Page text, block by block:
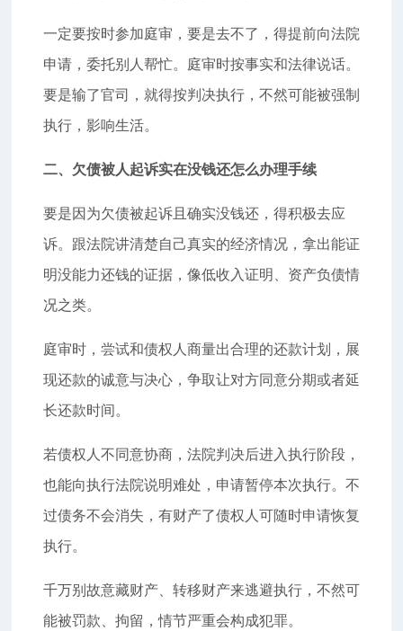
一定要按时参加庭审，要是去不了，得提前向法院
申请，委托别人帮忙。庭审时按事实和法律说话。
要是输了官司，就得按判决执行，不然可能被强制
执行，影响生活。
二、欠债被人起诉实在没钱还怎么办理手续
要是因为欠债被起诉且确实没钱还，得积极去应
诉。跟法院讲清楚自己真实的经济情况，拿出能证
明没能力还钱的证据，像低收入证明、资产负债情
况之类。
庭审时，尝试和债权人商量出合理的还款计划，展
现还款的诚意与决心，争取让对方同意分期或者延
长还款时间。
若债权人不同意协商，法院判决后进入执行阶段，
也能向执行法院说明难处，申请暂停本次执行。不
过债务不会消失，有财产了债权人可随时申请恢复
执行。
千万别故意藏财产、转移财产来逃避执行，不然可
能被罚款、拘留，情节严重会构成犯罪。